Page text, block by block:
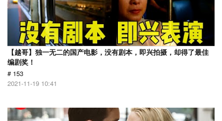
【越哥】独一无二的国产电影，没有剧本，即兴拍摄，却得了最佳
编剧奖！
# 153
2021-11-19 10:41